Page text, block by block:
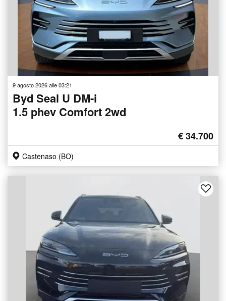
9 agosto 2026 alle 03:21
Byd Seal U DM-i
1.5 phev Comfort 2wd
€ 34.700
Castenaso (BO)